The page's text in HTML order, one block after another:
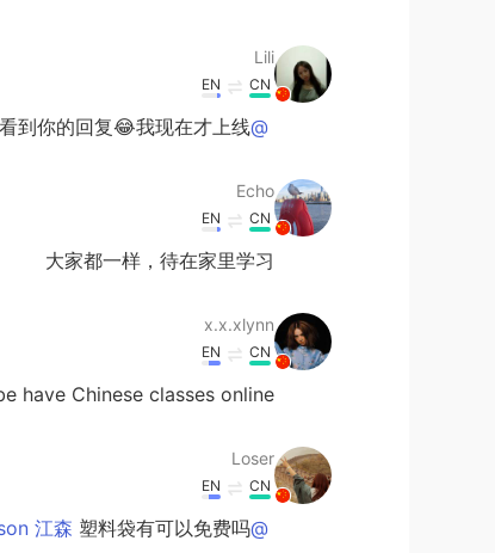
Lili
CN
EN
@Jason 江森
到你的回复😂我现在才上线
Echo
CN
EN
大家都一样，待在家里学习
x.x.xlynn
CN
EN
have Chinese classes online?😂
Loser
CN
EN
@Jason 江森
塑料袋有可以免费吗？？？？？？？